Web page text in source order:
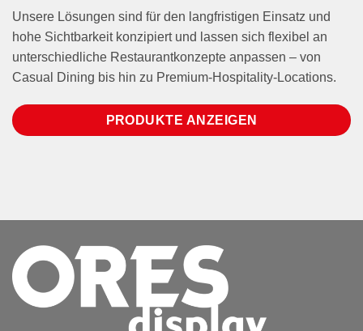
Unsere Lösungen sind für den langfristigen Einsatz und
hohe Sichtbarkeit konzipiert und lassen sich flexibel an
unterschiedliche Restaurantkonzepte anpassen – von
Casual Dining bis hin zu Premium-Hospitality-Locations.
PRODUKTE ANZEIGEN